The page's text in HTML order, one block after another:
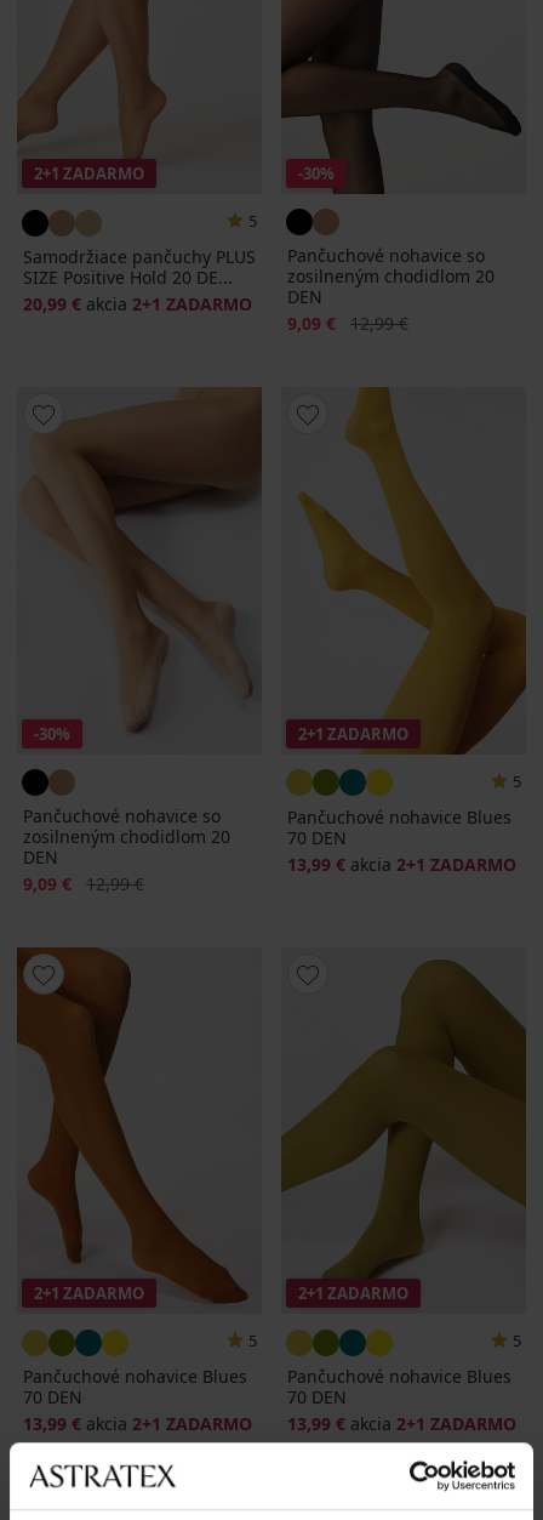
2+1 ZADARMO
5
Samodržiace pančuchy PLUS
SIZE Positive Hold 20 DE...
20,99 € akcia 2+1 ZADARMO
-30%
Pančuchové nohavice so
zosilneným chodidlom 20
DEN
Zľava
9,09 € Pôvodná cena
12,99 €
-30%
Pančuchové nohavice so
zosilneným chodidlom 20
DEN
Zľava
9,09 € Pôvodná cena
12,99 €
2+1 ZADARMO
5
Pančuchové nohavice Blues
70 DEN
13,99 € akcia 2+1 ZADARMO
2+1 ZADARMO
5
Pančuchové nohavice Blues
70 DEN
13,99 € akcia 2+1 ZADARMO
2+1 ZADARMO
5
Pančuchové nohavice Blues
70 DEN
13,99 € akcia 2+1 ZADARMO